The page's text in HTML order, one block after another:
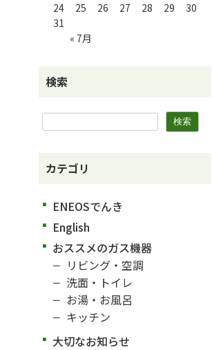
« 7月
24
25 26 27 28 29
30
31
検索
カテゴリ
ENEOSでんき
English
おススメのガス機器
リビング・空調
洗面・トイレ
お湯・お風呂
キッチン
大切なお知らせ